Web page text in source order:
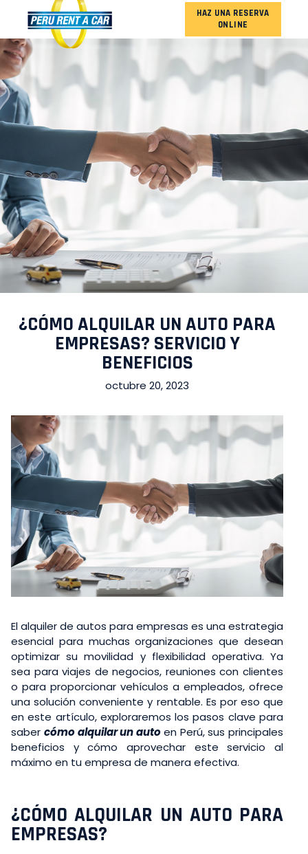
HAZ UNA RESERVA
ONLINE
¿CÓMO ALQUILAR UN AUTO PARA
EMPRESAS? SERVICIO Y
BENEFICIOS
octubre 20, 2023
El alquiler de autos para empresas es una estrategia
esencial para muchas organizaciones que desean
optimizar su movilidad y flexibilidad operativa. Ya
sea para viajes de negocios, reuniones con clientes
o para proporcionar vehículos a empleados, ofrece
una solución conveniente y rentable. Es por eso que
en este artículo, exploraremos los pasos clave para
saber cómo alquilar un autoen Perú, sus principales
beneficios y cómo aprovechar este servicio al
máximo en tu empresa de manera efectiva.
¿CÓMO ALQUILAR UN AUTO PARA
EMPRESAS?